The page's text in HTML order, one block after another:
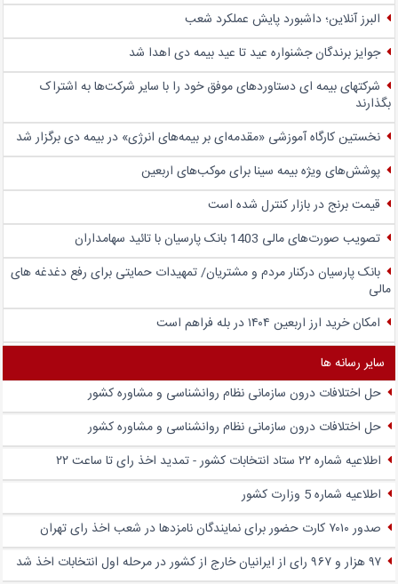
البرز آنلاین؛ داشبورد پایش عملکرد شعب
جوایز برندگان جشنواره عید تا عید بیمه دی اهدا شد
شرکتهای بیمه ای دستاوردهای موفق خود را با سایر شرکت‌ها به اشتراک
بگذارند
نخستین کارگاه آموزشی «مقدمه‌ای بر بیمه‌های انرژی» در بیمه دی برگزار شد
پوشش‌های ویژه بیمه سینا برای موکب‌های اربعین
قیمت برنج در بازار کنترل شده است
تصویب صورت‌های مالی 1403 بانک پارسیان با تائید سهامداران
بانک پارسیان درکنار مردم و مشتریان/ تمهیدات حمایتی برای رفع دغدغه های
مالی
امکان خرید ارز اربعین ۱۴۰۴ در بله فراهم است
سایر رسانه ها
حل اختلافات درون سازمانی نظام روانشناسی و مشاوره کشور
حل اختلافات درون سازمانی نظام روانشناسی و مشاوره کشور
اطلاعیه شماره ۲۲ ستاد انتخابات کشور - تمدید اخذ رای تا ساعت ۲۲
اطلاعیه شماره 5 وزارت کشور
صدور ۷۰۱۰ کارت حضور برای نمایندگان نامزدها در شعب اخذ رای تهران
۹۷ هزار و ۹۶۷ رای از ایرانیان خارج از کشور در مرحله اول انتخابات اخذ شد